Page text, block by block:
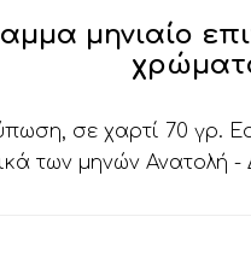
μηνιαίο
σε χαρτί 70 γρ.
των μηνών Ανατολή